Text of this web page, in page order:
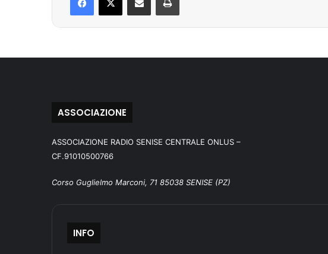
ASSOCIAZIONE
ASSOCIAZIONE RADIO SENISE CENTRALE ONLUS –
CF.91010500766
Corso Guglielmo Marconi, 71 85038 SENISE (PZ)
INFO